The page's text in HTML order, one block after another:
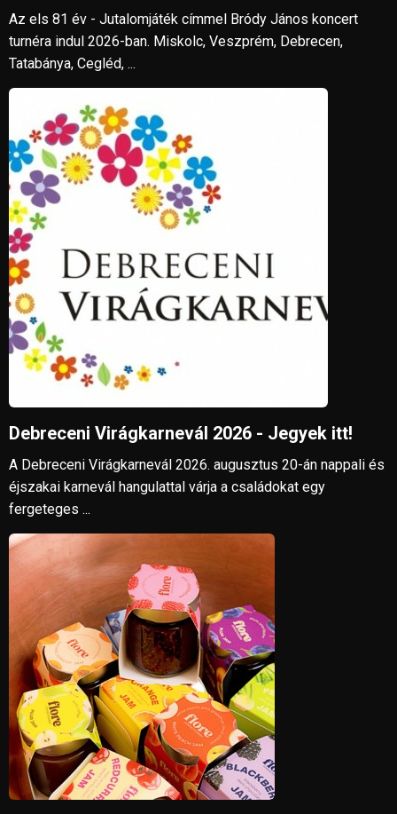
Az els 81 év - Jutalomjáték címmel Bródy János koncert
turnéra indul 2026-ban. Miskolc, Veszprém, Debrecen,
Tatabánya, Cegléd, ...
Debreceni Virágkarnevál 2026 - Jegyek itt!
A Debreceni Virágkarnevál 2026. augusztus 20-án nappali és
éjszakai karnevál hangulattal várja a családokat egy
fergeteges ...